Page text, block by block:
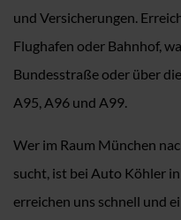
und Versicherungen.
Flughafen oder Bahnhof,
Bundesstraße oder über
A95, A96 und A99.
Wer im Raum München
sucht, ist bei Auto Köhler
erreichen uns schnell und